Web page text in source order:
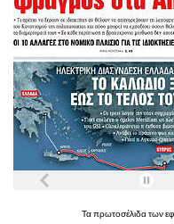
Ταπρωτοσέλιδατων